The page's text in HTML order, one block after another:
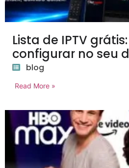
Lista de IPTV
configurar no seu
blog
Read More »